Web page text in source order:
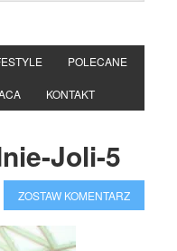
POLECANE
KONTAKT
Joli-5
ZOSTAW KOMENTARZ